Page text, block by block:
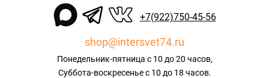
+7(922)750-45-56
shop@intersvet74.ru
Понедельник-пятница с 10 до 20 часов,
Суббота-воскресенье с 10 до 18 часов.